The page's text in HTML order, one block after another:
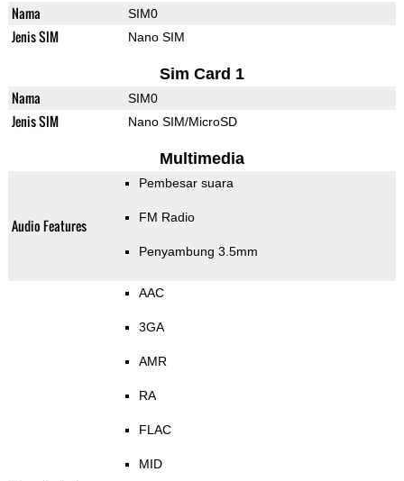
Nama SIM0
Jenis SIM Nano SIM
Sim Card 1
Nama SIM0
Jenis SIM Nano SIM/MicroSD
Multimedia
Audio Features
Pembesar suara
FM Radio
Penyambung 3.5mm
AAC
3GA
AMR
RA
FLAC
MID